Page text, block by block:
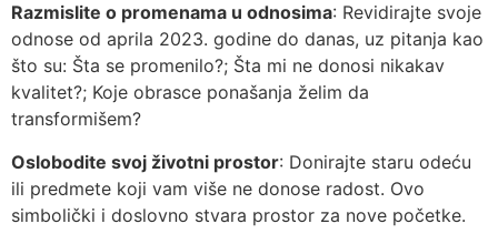
Razmislite o promenama u odnosima: Revidirajte svoje
odnose od aprila 2023. godine do danas, uz pitanja kao
što su: Šta se promenilo?; Šta mi ne donosi nikakav
kvalitet?; Koje obrasce ponašanja želim da
transformišem?
Oslobodite svoj životni prostor: Donirajte staru odeću
ili predmete koji vam više ne donose radost. Ovo
simbolički i doslovno stvara prostor za nove početke.